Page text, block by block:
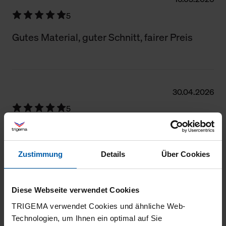
Zustimmung Details Über Cookies
Diese Webseite verwendet Cookies
TRIGEMA verwendet Cookies und ähnliche Web-
Technologien, um Ihnen ein optimal auf Sie
5
Gutes Material, guter Schnitt, fairer Preis
30.04.2026
5
Gute Passform, sehr angenehmes
Tragegefühl
5